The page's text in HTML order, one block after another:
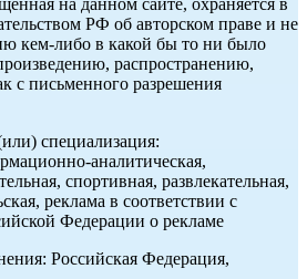
на данном сайте, охраняется в
РФ об авторском праве и не
кем-либо в какой бы то ни было
распространению,
с письменного разрешения
специализация:
аналитическая,
спортивная, развлекательная,
реклама в соответствии с
Федерации о рекламе
Российская Федерация,